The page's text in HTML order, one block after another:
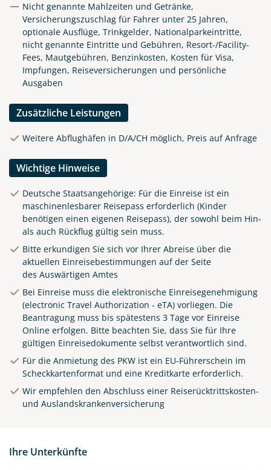
Nicht genannte Mahlzeiten und Getränke,
Versicherungszuschlag für Fahrer unter 25 Jahren,
optionale Ausflüge, Trinkgelder, Nationalparkeintritte,
nicht genannte Eintritte und Gebühren, Resort-/Facility-
Fees, Mautgebühren, Benzinkosten, Kosten für Visa,
Impfungen, Reiseversicherungen und persönliche
Ausgaben
Zusätzliche Leistungen
Weitere Abflughäfen in D/A/CH möglich, Preis auf Anfrage
Wichtige Hinweise
Deutsche Staatsangehörige: Für die Einreise ist ein
maschinenlesbarer Reisepass erforderlich (Kinder
benötigen einen eigenen Reisepass), der sowohl beim Hin-
als auch Rückflug gültig sein muss.
Bitte erkundigen Sie sich vor Ihrer Abreise über die
aktuellen Einreisebestimmungen auf der Seite
des Auswärtigen Amtes
Bei Einreise muss die elektronische Einreisegenehmigung
(electronic Travel Authorization - eTA) vorliegen. Die
Beantragung muss bis spätestens 3 Tage vor Einreise
Online erfolgen. Bitte beachten Sie, dass Sie für Ihre
gültigen Einreisedokumente selbst verantwortlich sind.
Für die Anmietung des PKW ist ein EU-Führerschein im
Scheckkartenformat und eine Kreditkarte erforderlich.
Wir empfehlen den Abschluss einer Reiserücktrittskosten-
und Auslandskrankenversicherung
Ihre Unterkünfte